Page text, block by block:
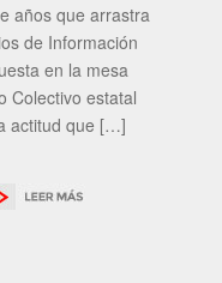
años que arrastra
de Información
en la mesa
Colectivo estatal
actitud que […]